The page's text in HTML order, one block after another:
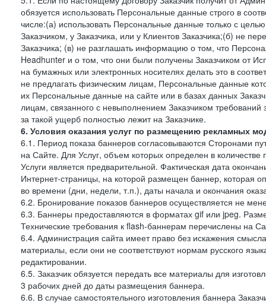
обязуется использовать Персональные данные строго в
числе:(а) использовать Персональные данные только с
Заказчиком, у Заказчика, или у Клиентов Заказчика;(б) не
Заказчика; (в) не разглашать информацию о том, что
Headhunter и о том, что они были получены Заказчиком от
на бумажных или электронных носителях делать это в
не предлагать физическим лицам, Персональные данные
их Персональные данные на сайте или в базах данных
лицам, связанного с невыполнением Заказчиком
за такой ущерб полностью лежит на Заказчике.
6. Условия оказания услуг по размещению рекламных
6.1. Период показа баннеров согласовываются Сторонами
на Сайте. Для Услуг, объем которых определен в количестве
Услуги является предварительной. Фактическая дата
Интернет-страницы, на которой размещен баннер, которая
во времени (дни, недели, т.п.), даты начала и окончания
6.2. Бронирование показов баннеров осуществляется не
6.3. Баннеры предоставляются в форматах gif или jpeg.
Технические требования к flash-баннерам перечислены на
6.4. Администрация сайта имеет право без искажения
материалы, если они не соответствуют нормам русского
редактировании.
6.5. Заказчик обязуется передать все материалы для
3 рабочих дней до даты размещения баннера.
6.6. В случае самостоятельного изготовления баннера